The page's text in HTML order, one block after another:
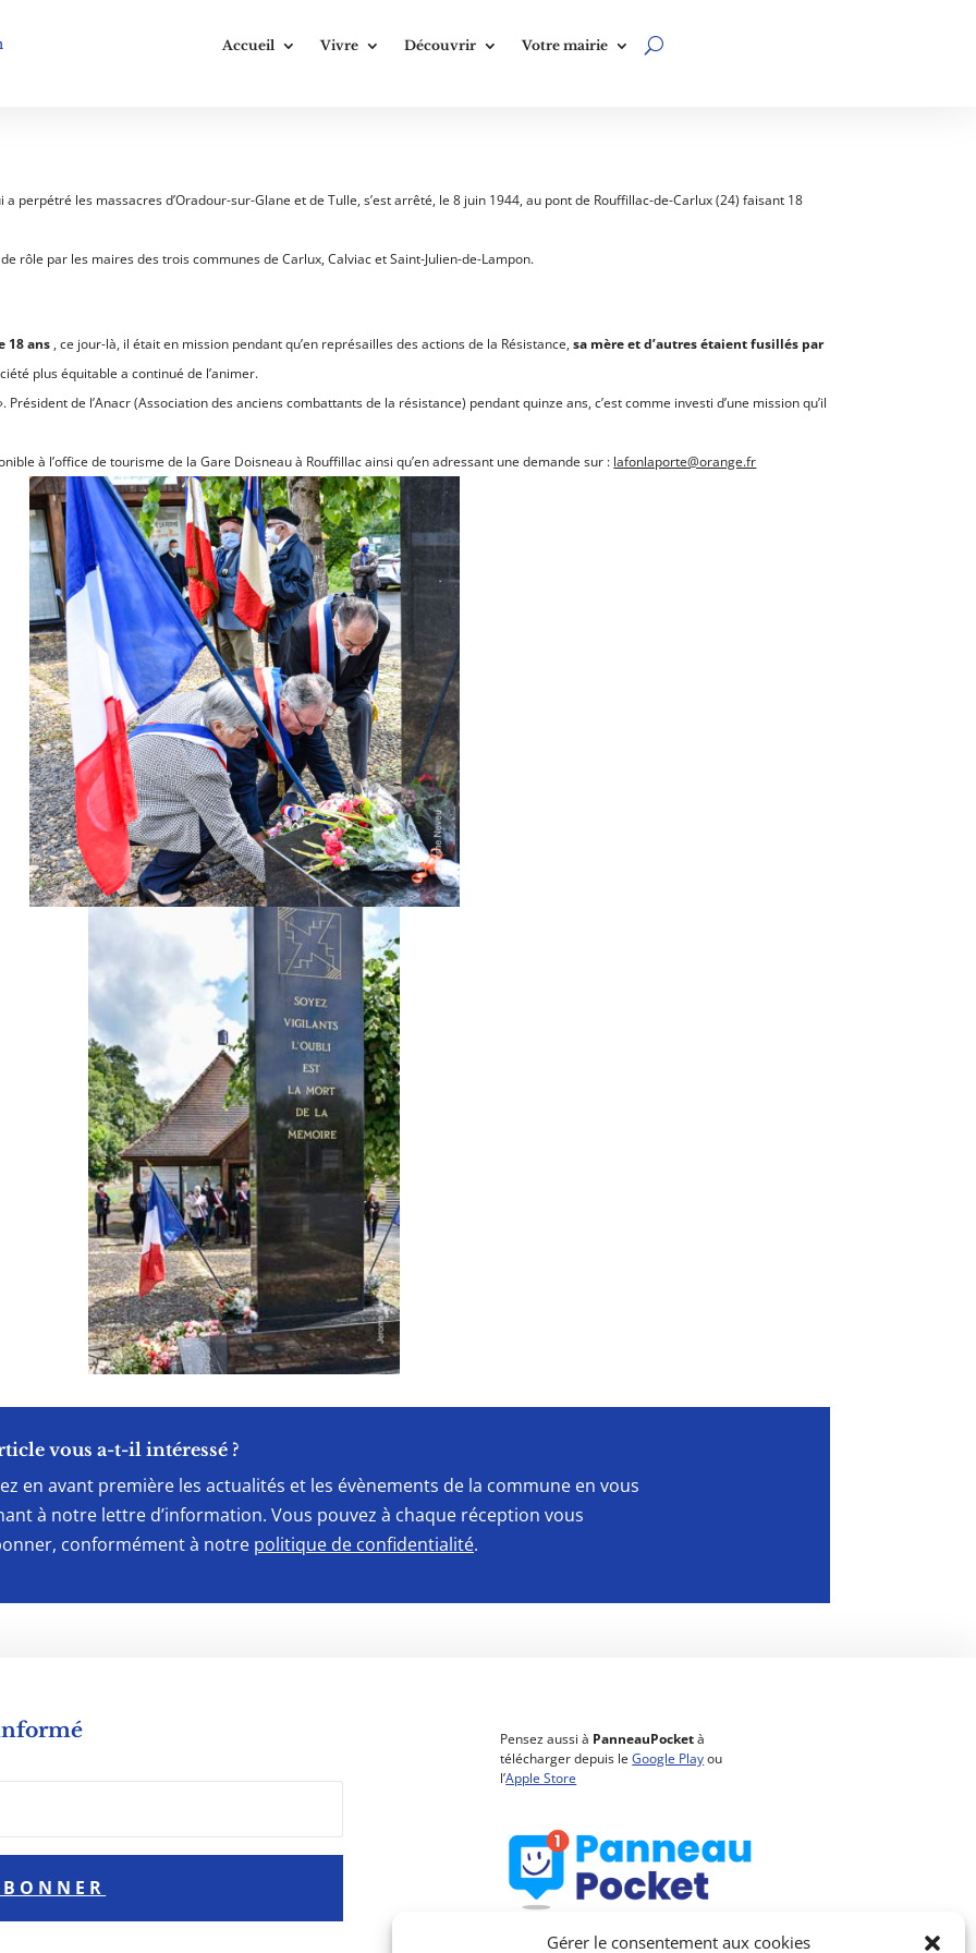
Gérer le consentement aux cookies
Accueil Vivre Découvrir Votre mairie
a perpétré les massacres d’Oradour-sur-Glane et de Tulle, s’est arrêté, le 8 juin 1944, au pont de Rouffillac-de-Carlux (24) faisant 18
rôle par les maires des trois communes de Carlux, Calviac et Saint-Julien-de-Lampon.
18 ans , ce jour-là, il était en mission pendant qu’en représailles des actions de la Résistance, sa mère et d’autres étaient fusillés par
plus équitable a continué de l’animer.
Président de l’Anacr (Association des anciens combattants de la résistance) pendant quinze ans, c’est comme investi d’une mission qu’il
à l’office de tourisme de la Gare Doisneau à Rouffillac ainsi qu’en adressant une demande sur : lafonlaporte@orange.fr
vous a-t-il intéressé ?
en avant première les actualités et les évènements de la commune en vous
à notre lettre d’information. Vous pouvez à chaque réception vous
conformément à notre politique de confidentialité.
Pensez aussi à PanneauPocketà
télécharger depuis leGoogle Playou
l’Apple Store